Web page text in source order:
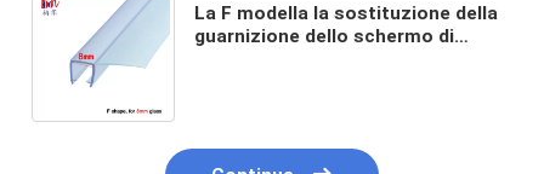
La F modella la sostituzione della
guarnizione dello schermo di